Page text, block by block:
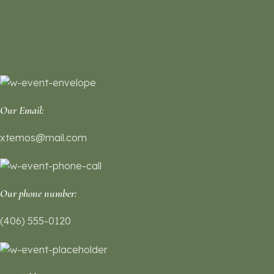
Our Email:
xtemos@mail.com
Our phone number:
(406) 555-0120